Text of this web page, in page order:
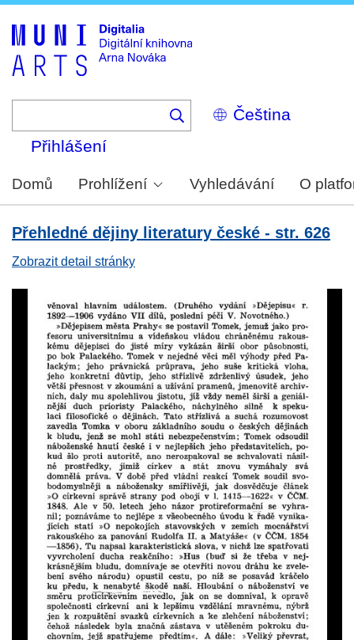
Select
your
Přihlášení
Domů Prohlížení Vyhledávání O
Přehledné dějiny literatury české - str. 626
Zobrazit detail stránky